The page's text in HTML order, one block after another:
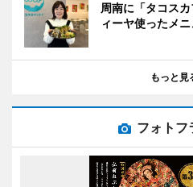
周南に「タコス
ィーヤ使ったメ
もっと見
フォトフ